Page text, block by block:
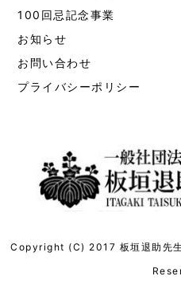
100回忌記念事業
お知らせ
お問い合わせ
プライバシーポリシー
Copyright (C) 2017 板垣退助先